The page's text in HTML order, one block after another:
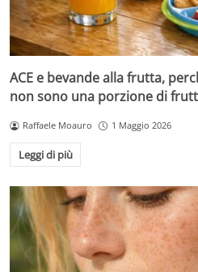
ACE e bevande alla frutta,
non sono una porzione di
Raffaele Moauro 1 Maggio 2026
Leggi di più